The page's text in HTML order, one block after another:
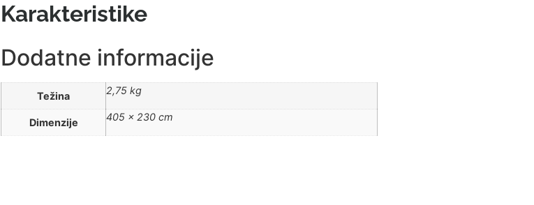
Karakteristike
Dodatne informacije
Težina 2,75 kg
Dimenzije 405 × 230 cm